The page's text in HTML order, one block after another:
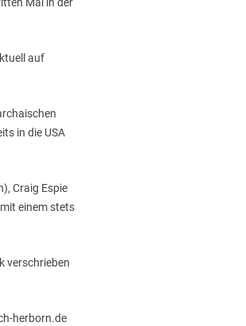
Mal in der
auf
in die USA
Craig Espie
einem stets
verschrieben
herborn.de